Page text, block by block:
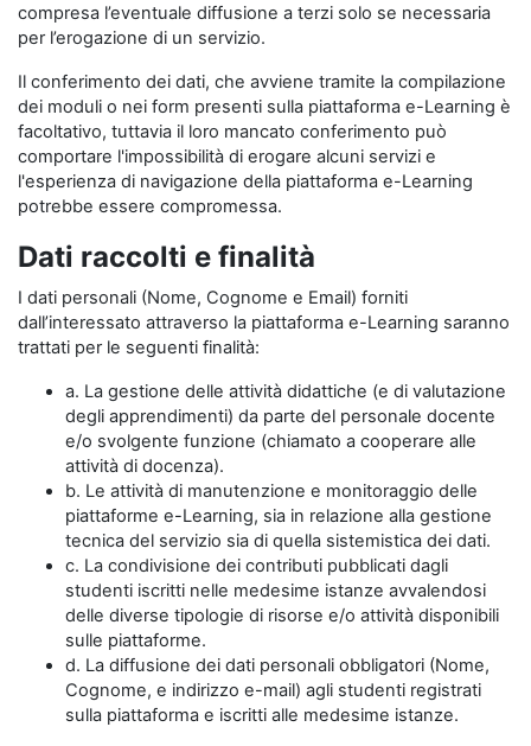
compresa l’eventuale diffusione a terzi solo se necessaria
per l’erogazione di un servizio.
Il conferimento dei dati, che avviene tramite la compilazione
dei moduli o nei form presenti sulla piattaforma e-Learning è
facoltativo, tuttavia il loro mancato conferimento può
comportare l'impossibilità di erogare alcuni servizi e
l'esperienza di navigazione della piattaforma e-Learning
potrebbe essere compromessa.
Dati raccolti e finalità
I dati personali (Nome, Cognome e Email) forniti
dall’interessato attraverso la piattaforma e-Learning saranno
trattati per le seguenti finalità:
a. La gestione delle attività didattiche (e di valutazione
degli apprendimenti) da parte del personale docente
e/o svolgente funzione (chiamato a cooperare alle
attività di docenza).
b. Le attività di manutenzione e monitoraggio delle
piattaforme e-Learning, sia in relazione alla gestione
tecnica del servizio sia di quella sistemistica dei dati.
c. La condivisione dei contributi pubblicati dagli
studenti iscritti nelle medesime istanze avvalendosi
delle diverse tipologie di risorse e/o attività disponibili
sulle piattaforme.
d. La diffusione dei dati personali obbligatori (Nome,
Cognome, e indirizzo e-mail) agli studenti registrati
sulla piattaforma e iscritti alle medesime istanze.